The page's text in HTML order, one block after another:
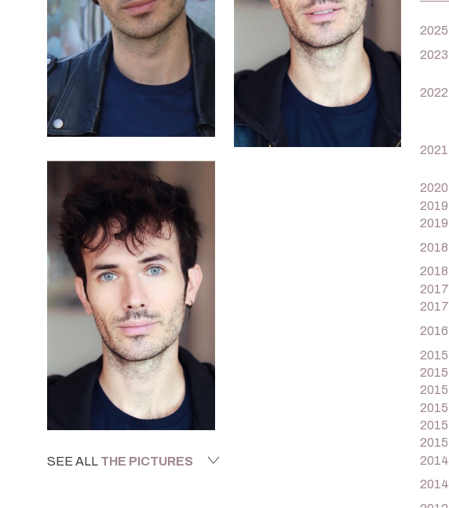
SEE ALL THE PICTURES
2025
2023
2022
2021
2020
2019
2019
2018
2018
2017
2017
2016
2015
2015
2015
2015
2015
2015
2014
2014